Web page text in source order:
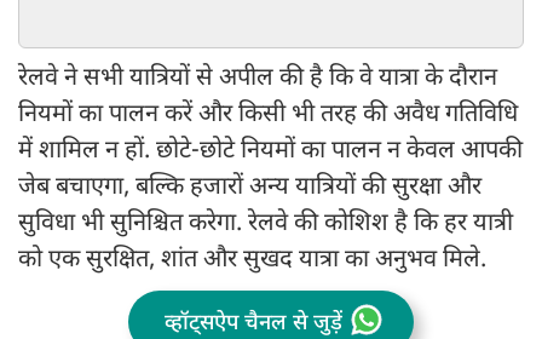
रेलवे ने सभी यात्रियों से अपील की है कि वे यात्रा के दौरान
नियमों का पालन करें और किसी भी तरह की अवैध गतिविधि
में शामिल न हों. छोटे-छोटे नियमों का पालन न केवल आपकी
जेब बचाएगा, बल्कि हजारों अन्य यात्रियों की सुरक्षा और
सुविधा भी सुनिश्चित करेगा. रेलवे की कोशिश है कि हर यात्री
को एक सुरक्षित, शांत और सुखद यात्रा का अनुभव मिले.
व्हॉट्सऐप चैनल से जुड़ें